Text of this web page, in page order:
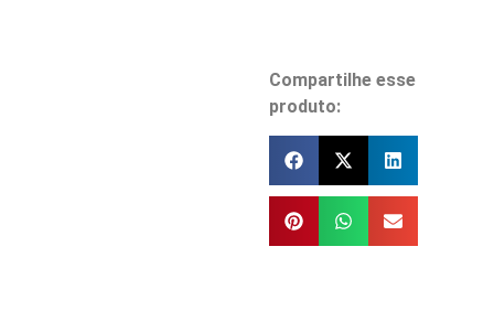
Compartilhe esse
produto: